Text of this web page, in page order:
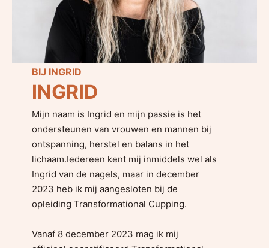
BIJ INGRID
INGRID
Mijn naam is Ingrid en mijn passie is het
ondersteunen van vrouwen en mannen bij
ontspanning, herstel en balans in het
lichaam.Iedereen kent mij inmiddels wel als
Ingrid van de nagels, maar in december
2023 heb ik mij aangesloten bij de
opleiding Transformational Cupping.
Vanaf 8 december 2023 mag ik mij